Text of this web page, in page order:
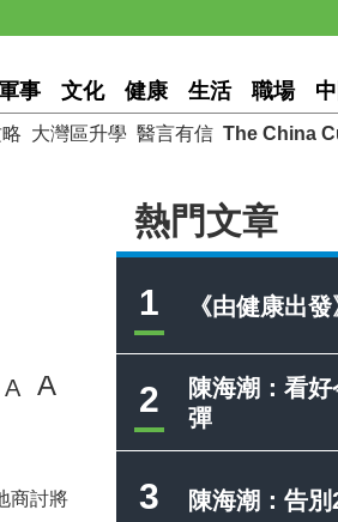
事 文化 健康 生活 職場
大灣區升學 醫言有信 The China
熱門文章
1 《由健康出
2
陳海潮：看
彈
3 陳海潮：告
A A
商討將